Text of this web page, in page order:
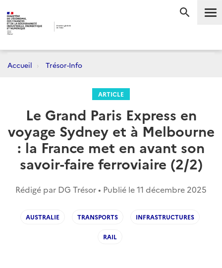
Accueil Trésor-Info
ARTICLE
Le Grand Paris Express en
voyage Sydney et à Melbourne
: la France met en avant son
savoir-faire ferroviaire (2/2)
Rédigé par DG Trésor • Publié le11 décembre 2025
AUSTRALIE TRANSPORTS INFRASTRUCTURES
RAIL